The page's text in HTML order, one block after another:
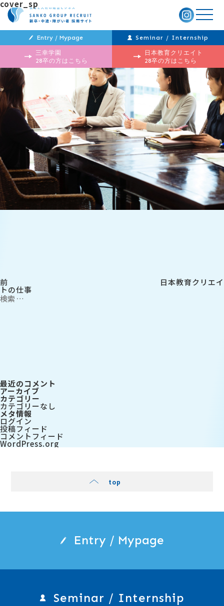
メ
ニ
ー
Entry / Mypage Seminar / Internship
三幸学園
28卒の方はこちら
日本教育クリエイト
28卒の方はこちら
cover_sp
投
過
前 日本教育クリエイ
トの仕事
検
索:
最近のコメント
アーカイブ
カテゴリー
カテゴリーなし
メタ情報
ログイン
投稿フィード
コメントフィード
WordPress.org
top
Entry / Mypage
Seminar / Internship